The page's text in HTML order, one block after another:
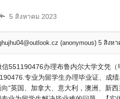
5 สิงหาคม 2023
(anonymous) 5 สิงหา
信551190476办理布鲁内尔大学文凭
专业为留学生办理毕业证、成
向“英国、加拿大、意大利，澳洲、新